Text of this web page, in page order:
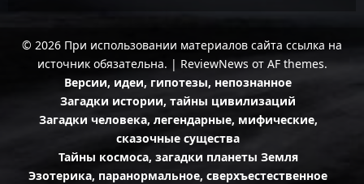
© 2026 При использовании материалов сайта ссылка на
источник обязательна. | ReviewNews от AF themes.
Версии, идеи, гипотезы, непознанное
Загадки истории, тайны цивилизаций
Загадки человека, легендарные, мифические,
сказочные существа
Тайны космоса, загадки планеты Земля
Эзотерика, паранормальное, сверхъестественное